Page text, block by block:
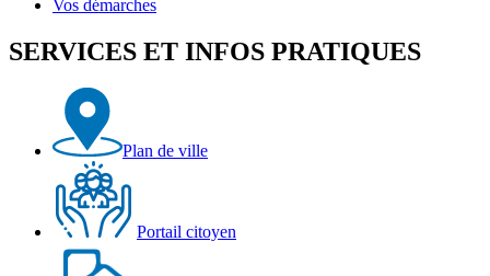
Vos démarches
SERVICES ET INFOS PRATIQUES
Plan de ville
Portail citoyen